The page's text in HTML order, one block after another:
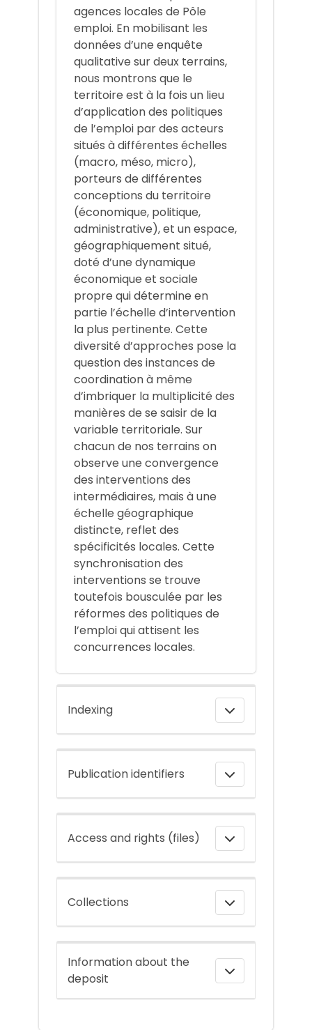
agences locales de Pôle
emploi. En mobilisant les
données d’une enquête
qualitative sur deux terrains,
nous montrons que le
territoire est à la fois un lieu
d’application des politiques
de l’emploi par des acteurs
situés à différentes échelles
(macro, méso, micro),
porteurs de différentes
conceptions du territoire
(économique, politique,
administrative), et un espace,
géographiquement situé,
doté d’une dynamique
économique et sociale
propre qui détermine en
partie l’échelle d’intervention
la plus pertinente. Cette
diversité d’approches pose la
question des instances de
coordination à même
d’imbriquer la multiplicité des
manières de se saisir de la
variable territoriale. Sur
chacun de nos terrains on
observe une convergence
des interventions des
intermédiaires, mais à une
échelle géographique
distincte, reflet des
spécificités locales. Cette
synchronisation des
interventions se trouve
toutefois bousculée par les
réformes des politiques de
l’emploi qui attisent les
concurrences locales.
Indexing
Publication identifiers
Access and rights (files)
Collections
Information about the
deposit